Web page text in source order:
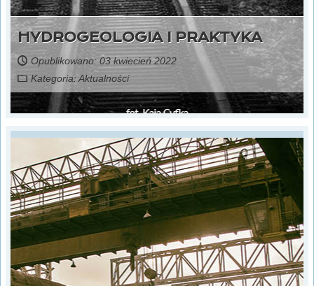
HYDROGEOLOGIA I PRAKTYKA
Opublikowano: 03 kwiecień 2022
Kategoria:Aktualności